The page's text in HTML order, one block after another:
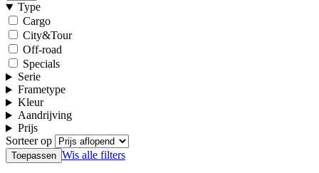
Type
Cargo
City&Tour
Off-road
Specials
Serie
Frametype
Kleur
Aandrijving
Prijs
Sorteer op
Wis alle filters